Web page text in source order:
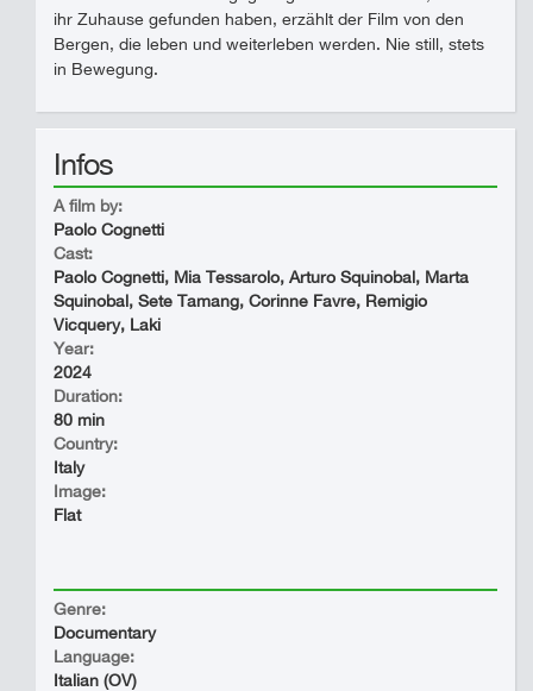
ihr Zuhause gefunden haben, erzählt der Film von den
Bergen, die leben und weiterleben werden. Nie still, stets
in Bewegung.
Infos
A film by:
Paolo Cognetti
Cast:
Paolo Cognetti, Mia Tessarolo, Arturo Squinobal, Marta
Squinobal, Sete Tamang, Corinne Favre, Remigio
Vicquery, Laki
Year:
2024
Duration:
80 min
Country:
Italy
Image:
Flat
Genre:
Documentary
Language:
Italian (OV)